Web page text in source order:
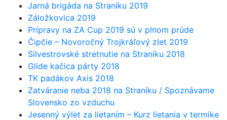
Jarná brigáda na Straníku 2019
Záložkovica 2019
Prípravy na ZA Cup 2019 sú v plnom prúde
Čipčie – Novoročný Trojkráľový zlet 2019
Silvestrovské stretnutie na Straníku 2018
Glide kačica párty 2018
TK padákov Axis 2018
Zatváranie neba 2018 na Straníku / Spoznávame
Slovensko zo vzduchu
Jesenný výlet za lietaním – Kurz lietania v termike